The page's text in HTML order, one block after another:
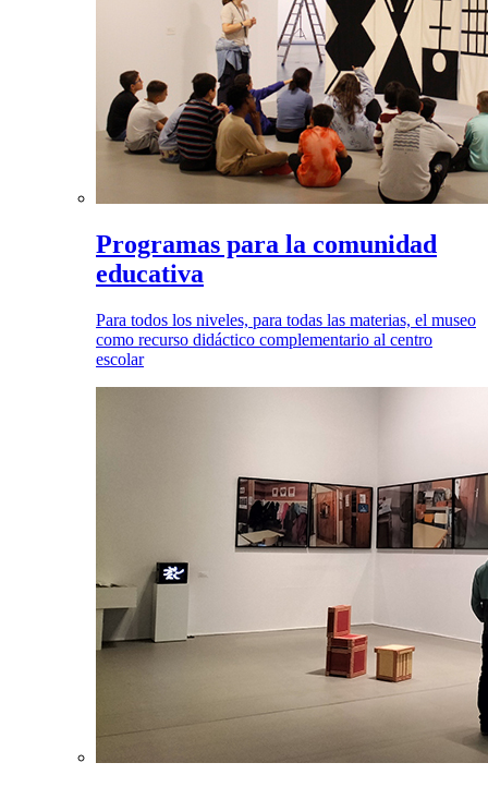
Programas para la comunidad
educativa
Para todos los niveles, para todas las materias, el museo
como recurso didáctico complementario al centro
escolar